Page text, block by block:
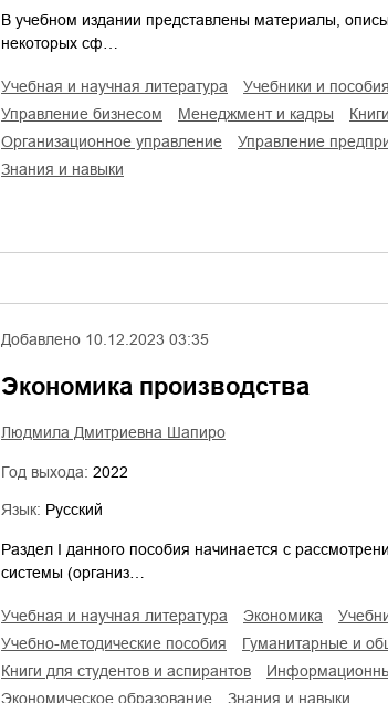
В учебном издании представлены материалы,
некоторых сф…
учебная и научная литература учебники и
управление бизнесом
менеджмент и кадры
организационное управление
управление
знания и навыки
Добавлено 10.12.2023 03:35
Экономика производства
Людмила Дмитриевна Шапиро
Год выхода: 2022
Язык: Русский
Раздел I данного пособия начинается с
системы (организ…
учебная и научная литература экономика
учебно-методические пособия
гуманитарные и
книги для студентов и аспирантов
экономическое образование
знания и навыки